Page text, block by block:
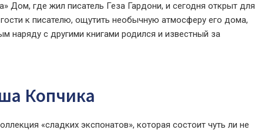
Дом, где жил писатель Геза Гардони, и сегодня открыт для
к писателю, ощутить необычную атмосферу его дома,
наряду с другими книгами родился и известный за
Копчика
«сладких экспонатов», которая состоит чуть ли не